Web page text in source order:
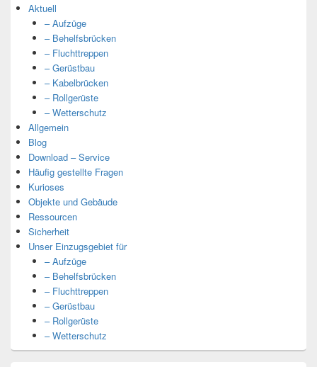
Aktuell
– Aufzüge
– Behelfsbrücken
– Fluchttreppen
– Gerüstbau
– Kabelbrücken
– Rollgerüste
– Wetterschutz
Allgemein
Blog
Download – Service
Häufig gestellte Fragen
Kurioses
Objekte und Gebäude
Ressourcen
Sicherheit
Unser Einzugsgebiet für
– Aufzüge
– Behelfsbrücken
– Fluchttreppen
– Gerüstbau
– Rollgerüste
– Wetterschutz